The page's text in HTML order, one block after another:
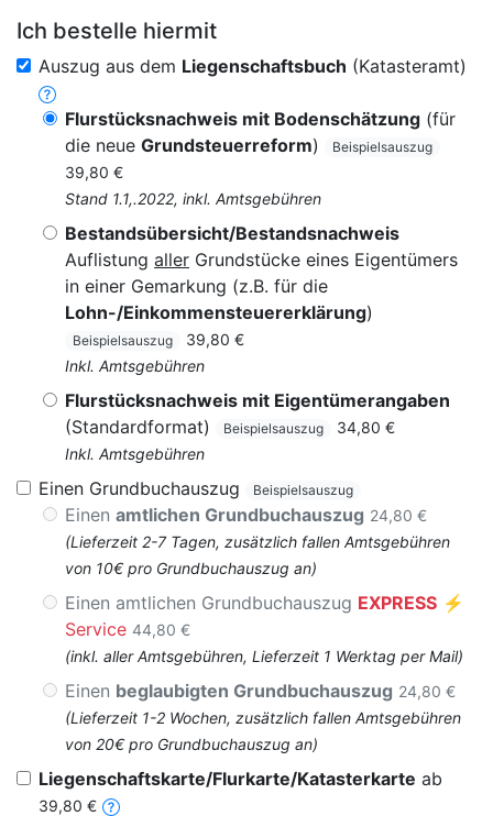
Ich bestelle hiermit
Auszug aus dem Liegenschaftsbuch (Katasteramt)
Flurstücksnachweis mit Bodenschätzung (für
die neue Grundsteuerreform) Beispielsauszug
39,80 €
Stand 1.1,.2022, inkl. Amtsgebühren
Bestandsübersicht/Bestandsnachweis
Auflistung aller Grundstücke eines Eigentümers
in einer Gemarkung (z.B. für die
Lohn-/Einkommensteuererklärung)
Beispielsauszug
39,80 €
Inkl. Amtsgebühren
Flurstücksnachweis mit Eigentümerangaben
(Standardformat)
Beispielsauszug
34,80 €
Inkl. Amtsgebühren
Einen Grundbuchauszug Beispielsauszug
Einen amtlichen Grundbuchauszug 24,80 €
(Lieferzeit 2-7 Tagen, zusätzlich fallen Amtsgebühren
von 10€ pro Grundbuchauszug an)
Einen amtlichen Grundbuchauszug EXPRESS ⚡
Service 44,80 €
(inkl. aller Amtsgebühren, Lieferzeit 1 Werktag per Mail)
Einen beglaubigten Grundbuchauszug 24,80 €
(Lieferzeit 1-2 Wochen, zusätzlich fallen Amtsgebühren
von 20€ pro Grundbuchauszug an)
Liegenschaftskarte/Flurkarte/Katasterkarte ab
39,80 €